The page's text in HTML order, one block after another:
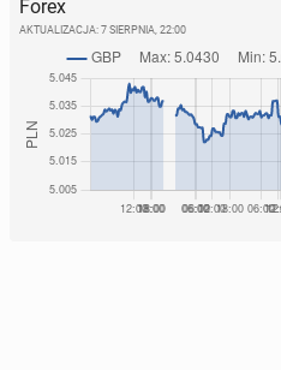
Forex
AKTUALIZACJA: 7 SIERPNIA, 22:00